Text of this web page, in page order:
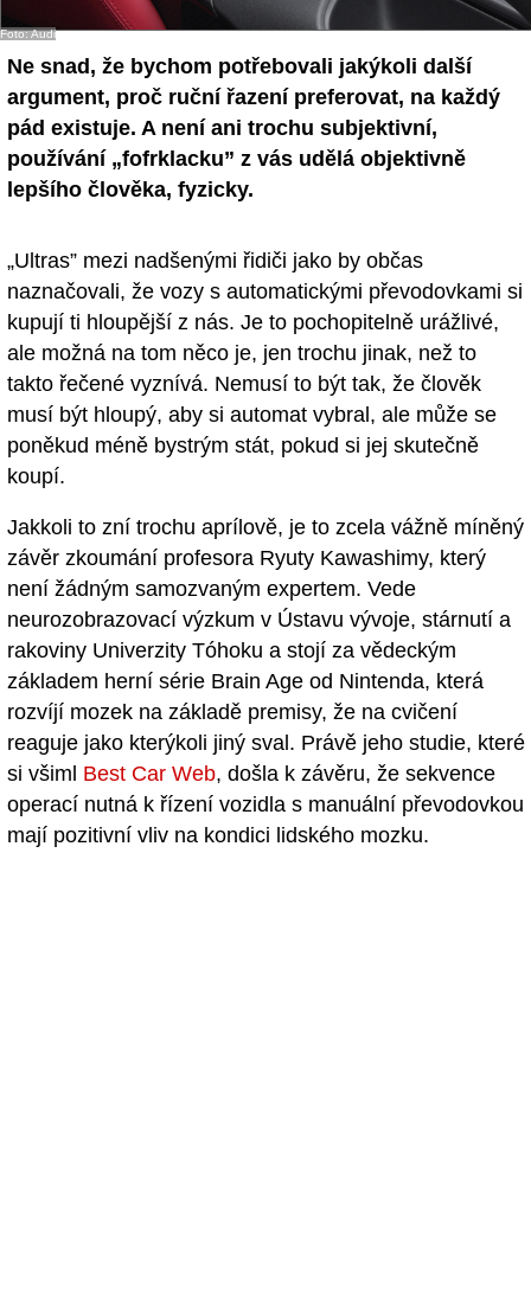
Foto: Audi
Ne snad, že bychom potřebovali jakýkoli další
argument, proč ruční řazení preferovat, na každý
pád existuje. A není ani trochu subjektivní,
používání „fofrklacku” z vás udělá objektivně
lepšího člověka, fyzicky.
„Ultras” mezi nadšenými řidiči jako by občas
naznačovali, že vozy s automatickými převodovkami si
kupují ti hloupější z nás. Je to pochopitelně urážlivé,
ale možná na tom něco je, jen trochu jinak, než to
takto řečené vyznívá. Nemusí to být tak, že člověk
musí být hloupý, aby si automat vybral, ale může se
poněkud méně bystrým stát, pokud si jej skutečně
koupí.
Jakkoli to zní trochu aprílově, je to zcela vážně míněný
závěr zkoumání profesora Ryuty Kawashimy, který
není žádným samozvaným expertem. Vede
neurozobrazovací výzkum v Ústavu vývoje, stárnutí a
rakoviny Univerzity Tóhoku a stojí za vědeckým
základem herní série Brain Age od Nintenda, která
rozvíjí mozek na základě premisy, že na cvičení
reaguje jako kterýkoli jiný sval. Právě jeho studie, které
si všiml Best Car Web, došla k závěru, že sekvence
operací nutná k řízení vozidla s manuální převodovkou
mají pozitivní vliv na kondici lidského mozku.